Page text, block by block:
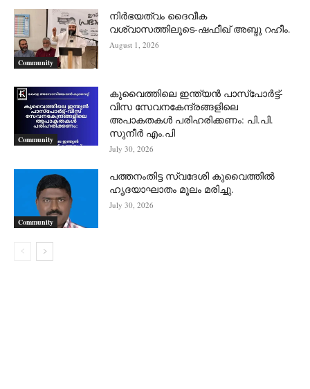
Community
നിർഭയത്വം ദൈവീക
വശ്വാസത്തിലൂടെ-ഷഫീഖ് അബ്ദു റഹീം.
August 1, 2026
Community
കുവൈത്തിലെ ഇന്ത്യൻ പാസ്‌പോർട്ട്-
വിസ സേവനകേന്ദ്രങ്ങളിലെ
അപാകതകൾ പരിഹരിക്കണം: പി.പി.
സുനീർ എം.പി
July 30, 2026
Community
പത്തനംതിട്ട സ്വദേശി കുവൈത്തിൽ
ഹൃദയാഘാതം മൂലം മരിച്ചു.
July 30, 2026